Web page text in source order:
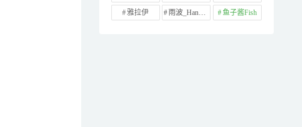
雅拉伊 雨波_HaneAme 鱼子酱Fish